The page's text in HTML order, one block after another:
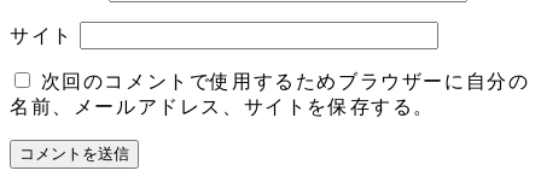
サイト
次回のコメントで使用するためブラウザーに自分の
名前、メールアドレス、サイトを保存する。